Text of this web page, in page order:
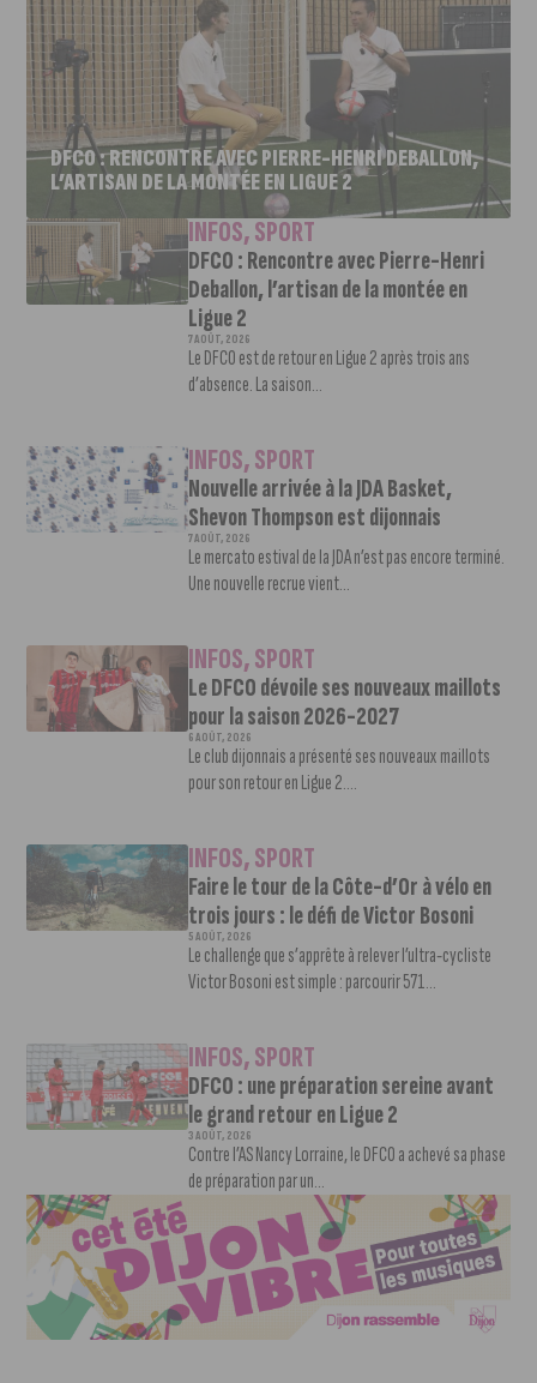
DFCO : RENCONTRE AVEC PIERRE-HENRI DEBALLON,
L’ARTISAN DE LA MONTÉE EN LIGUE 2
INFOS,SPORT
DFCO : Rencontre avec Pierre-Henri
Deballon, l’artisan de la montée en
Ligue 2
7 AOÛT, 2026
Le DFCO est de retour en Ligue 2 après trois ans
d’absence. La saison...
INFOS,SPORT
Nouvelle arrivée à la JDA Basket,
Shevon Thompson est dijonnais
7 AOÛT, 2026
Le mercato estival de la JDA n’est pas encore terminé.
Une nouvelle recrue vient...
INFOS,SPORT
Le DFCO dévoile ses nouveaux maillots
pour la saison 2026-2027
6 AOÛT, 2026
Le club dijonnais a présenté ses nouveaux maillots
pour son retour en Ligue 2....
INFOS,SPORT
Faire le tour de la Côte-d’Or à vélo en
trois jours : le défi de Victor Bosoni
5 AOÛT, 2026
Le challenge que s’apprête à relever l’ultra-cycliste
Victor Bosoni est simple : parcourir 571...
INFOS,SPORT
DFCO : une préparation sereine avant
le grand retour en Ligue 2
3 AOÛT, 2026
Contre l’AS Nancy Lorraine, le DFCO a achevé sa phase
de préparation par un...